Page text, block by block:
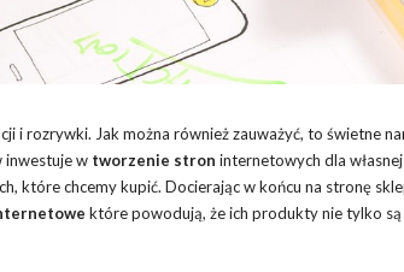
i rozrywki. Jak można również zauważyć, to świetne
inwestuje w tworzenie stron internetowych dla
które chcemy kupić. Docierając w końcu na stronę
które powodują, że ich produkty nie tylko